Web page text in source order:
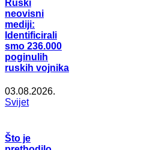
Ruski
neovisni
mediji:
Identificirali
smo 236.000
poginulih
ruskih vojnika
03.08.2026.
Svijet
Što je